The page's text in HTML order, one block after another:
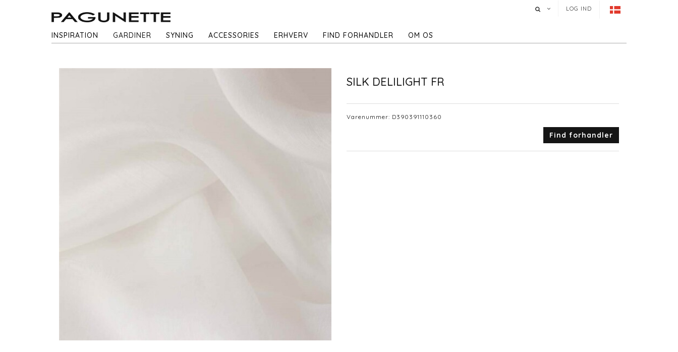
LOG IND
INSPIRATION GARDINER SYNING ACCESSORIES ERHVERV FIND FORHANDLER OM OS
SILK DELILIGHT FR
Varenummer: D390391110360
Find forhandler